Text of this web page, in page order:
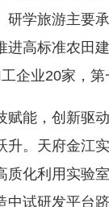
研学旅游主要
高标准农田
企业20家，
，创新驱动
升。天府金江
质化利用实验
中试研发平台